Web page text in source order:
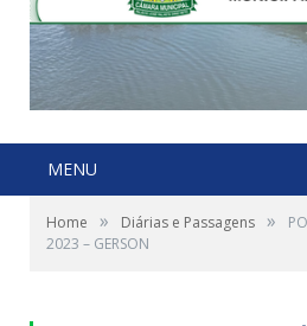
MENU
Home » Diárias e Passagens »
2023 – GERSON